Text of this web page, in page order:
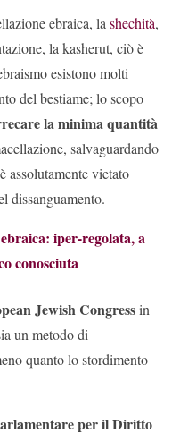
ebraica, la shechità,
la kasherut, ciò è
esistono molti
del bestiame; lo scopo
la minima quantità
salvaguardando
assolutamente vietato
dissanguamento.
iper-regolata, a
conosciuta
Jewish Congressin
un metodo di
quanto lo stordimento
per il Diritto